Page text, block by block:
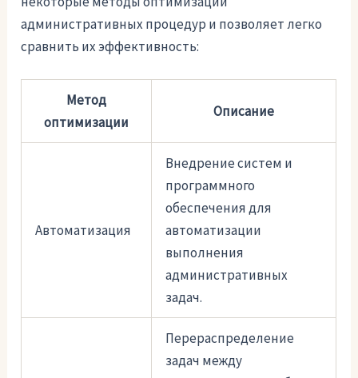
административных процедур и позволяет легко
сравнить их эффективность:
Метод
оптимизации
Описание
Автоматизация
Внедрение систем и
программного
обеспечения для
автоматизации
выполнения
административных
задач.
Перераспределение
задач между